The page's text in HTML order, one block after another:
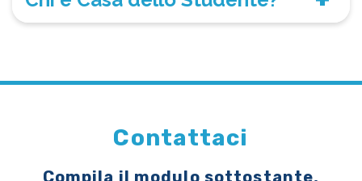
Contattaci
Compila il modulo sottostante,